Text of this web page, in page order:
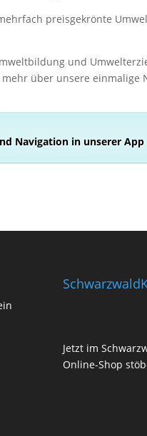
preisgekrönte
und
mehr über unsere
Navigation in unserer App
Jetzt im
Online-Shop